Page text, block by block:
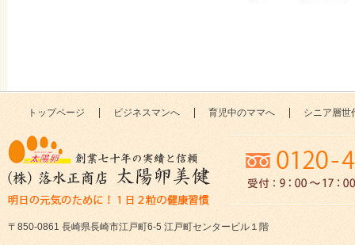
トップページ ビジネスマンへ 育児中のママへ シニア層世
〒850-0861 長崎県長崎市江戸町6-5 江戸町センタービル１階